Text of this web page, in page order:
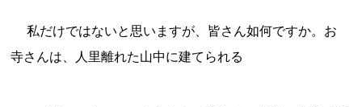
私だけではないと思いますが、皆さん如何ですか。お
寺さんは、人里離れた山中に建てられる